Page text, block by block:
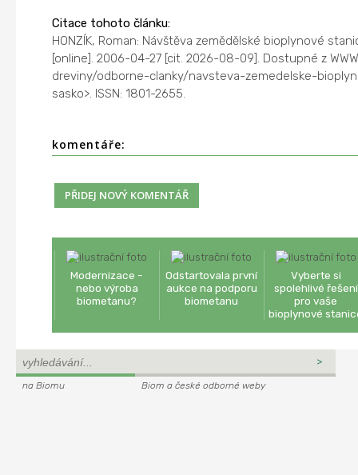
Citace tohoto článku:
HONZÍK, Roman: Návštěva zemědělské bioplynové
[online]. 2006-04-27 [cit. 2026-08-09]. Dostupné z
dreviny/odborne-clanky/navsteva-zemedelske-
sasko>. ISSN: 1801-2655.
komentáře:
Modernizace -
nebo výroba
biometanu?
Odstartovala první
aukce na podporu
biometanu
Vyberte si
spolehlivé řešení
pro vaše
bioplynové
na Biomu Biom a české odborné weby